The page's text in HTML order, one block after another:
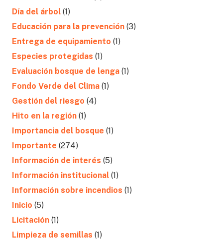
Día del árbol (1)
Educación para la prevención (3)
Entrega de equipamiento (1)
Especies protegidas (1)
Evaluación bosque de lenga (1)
Fondo Verde del Clima (1)
Gestión del riesgo (4)
Hito en la región (1)
Importancia del bosque (1)
Importante (274)
Información de interés (5)
Información institucional (1)
Información sobre incendios (1)
Inicio (5)
Licitación (1)
Limpieza de semillas (1)